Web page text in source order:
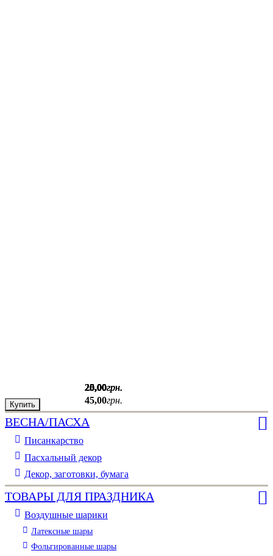
25,00грн.
Купить 45,00грн.
20,00грн.
Купить
20,00грн.
Купить
20,00грн.
Купить
25,00грн.
Купить
ВЕСНА/ПАСХА
Писанкарство
Пасхальный декор
Декор, заготовки, бумага
ТОВАРЫ ДЛЯ ПРАЗДНИКА
Воздушные шарики
Латексные шары
Фольгированные шары